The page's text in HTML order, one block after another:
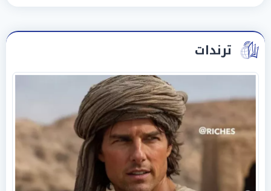
ترندات